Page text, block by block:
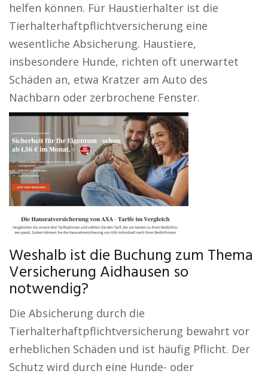
helfen können. Für Haustierhalter ist die
Tierhalterhaftpflichtversicherung eine
wesentliche Absicherung. Haustiere,
insbesondere Hunde, richten oft unerwartet
Schäden an, etwa Kratzer am Auto des
Nachbarn oder zerbrochene Fenster.
Weshalb ist die Buchung zum Thema
Versicherung Aidhausen so
notwendig?
Die Absicherung durch die
Tierhalterhaftpflichtversicherung bewahrt vor
erheblichen Schäden und ist häufig Pflicht. Der
Schutz wird durch eine Hunde- oder